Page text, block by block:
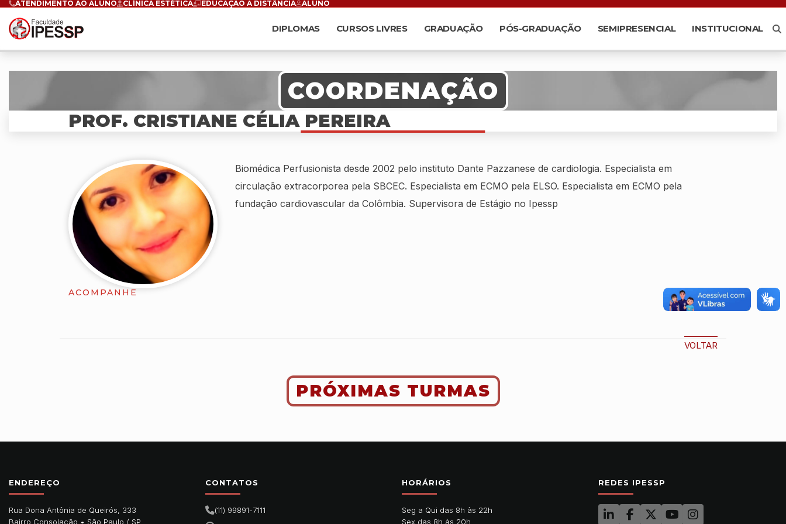
ATENDIMENTO AO ALUNO CLÍNICA ESTÉTICA EDUCAÇÃO A DISTÂNCIA ALUNO
DIPLOMAS CURSOS LIVRES GRADUAÇÃO PÓS-GRADUAÇÃO SEMIPRESENCIAL INSTITUCIONAL
COORDENAÇÃO
PROF. CRISTIANE CÉLIA PEREIRA
ACOMPANHE
Biomédica Perfusionista desde 2002 pelo instituto Dante Pazzanese de cardiologia. Especialista em
circulação extracorporea pela SBCEC. Especialista em ECMO pela ELSO. Especialista em ECMO pela
fundação cardiovascular da Colômbia. Supervisora de Estágio no Ipessp
VOLTAR
PRÓXIMAS TURMAS
ENDEREÇO
Rua Dona Antônia de Queirós, 333
Bairro Consolação • São Paulo / SP
CONTATOS
(11) 99891-7111
HORÁRIOS
Seg a Qui das 8h às 22h
Sex das 8h às 20h
REDES IPESSP